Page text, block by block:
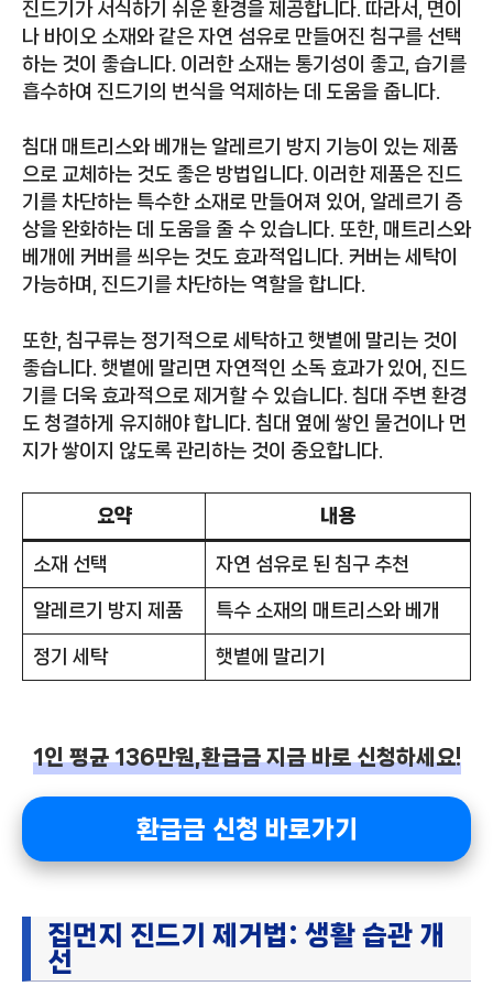
진드기가 서식하기 쉬운 환경을 제공합니다. 따라서, 면이
나 바이오 소재와 같은 자연 섬유로 만들어진 침구를 선택
하는 것이 좋습니다. 이러한 소재는 통기성이 좋고, 습기를
흡수하여 진드기의 번식을 억제하는 데 도움을 줍니다.
침대 매트리스와 베개는 알레르기 방지 기능이 있는 제품
으로 교체하는 것도 좋은 방법입니다. 이러한 제품은 진드
기를 차단하는 특수한 소재로 만들어져 있어, 알레르기 증
상을 완화하는 데 도움을 줄 수 있습니다. 또한, 매트리스와
베개에 커버를 씌우는 것도 효과적입니다. 커버는 세탁이
가능하며, 진드기를 차단하는 역할을 합니다.
또한, 침구류는 정기적으로 세탁하고 햇볕에 말리는 것이
좋습니다. 햇볕에 말리면 자연적인 소독 효과가 있어, 진드
기를 더욱 효과적으로 제거할 수 있습니다. 침대 주변 환경
도 청결하게 유지해야 합니다. 침대 옆에 쌓인 물건이나 먼
지가 쌓이지 않도록 관리하는 것이 중요합니다.
요약 내용
소재 선택 자연 섬유로 된 침구 추천
알레르기 방지 제품 특수 소재의 매트리스와 베개
정기 세탁 햇볕에 말리기
1인 평균 136만원,환급금 지금 바로 신청하세요!
환급금 신청 바로가기
집먼지 진드기 제거법: 생활 습관 개
선